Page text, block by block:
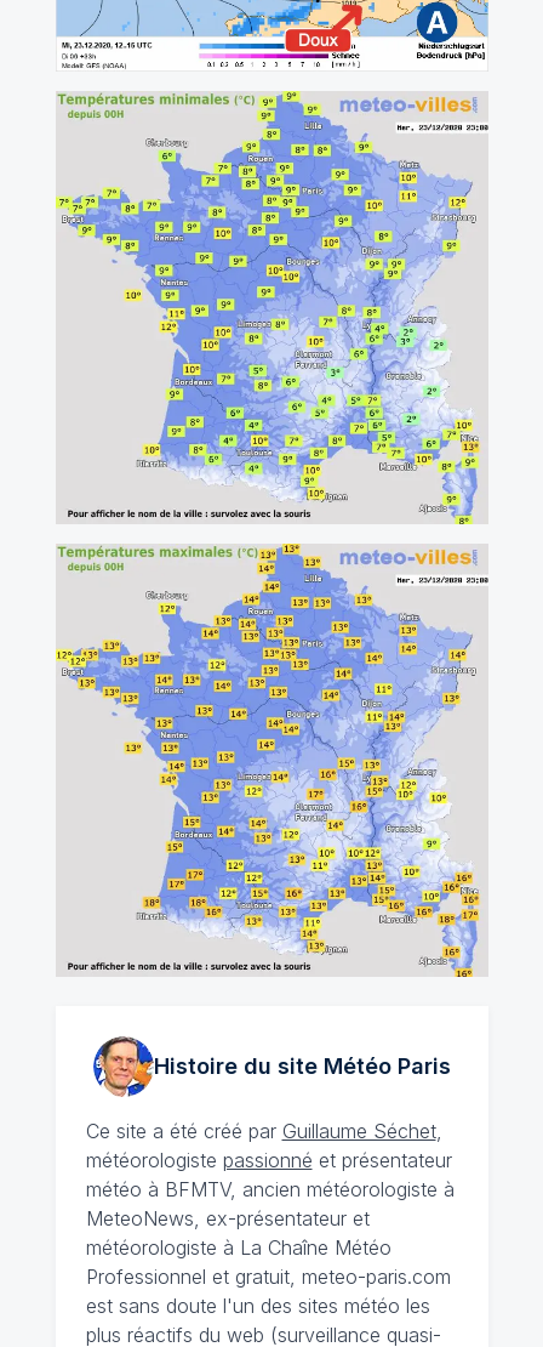
Histoire du site MétéoParis
Ce site a été créé par Guillaume Séchet,
météorologiste passionné et présentateur
météo à BFMTV, ancien météorologiste à
MeteoNews, ex-présentateur et
météorologiste à La Chaîne Météo
Professionnel et gratuit, meteo-paris.com
est sans doute l'un des sites météo les
plus réactifs du web (surveillance quasi-